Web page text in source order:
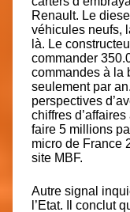
Renault. Le
véhicules neufs,
là. Le
commander
commandes à la
seulement par
perspectives
chiffres
faire 5 millions
micro de France
site MBF.
Autre signal
l’Etat. Il conclut